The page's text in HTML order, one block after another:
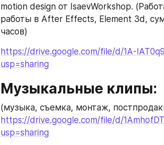
motion design от IsaevWorkshop.
работы в After Effects, Element 3d,
часов)
https://drive.google.com/file/d/1A-
usp=sharing
Музыкальные клипы:
(музыка, съемка, монтаж,
https://drive.google.com/file/d/
usp=sharing